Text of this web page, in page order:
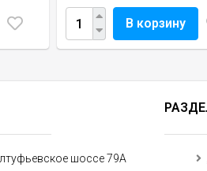
В корзину
шоссе 79А